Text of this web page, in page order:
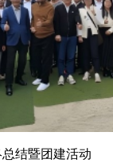
结暨团建活动